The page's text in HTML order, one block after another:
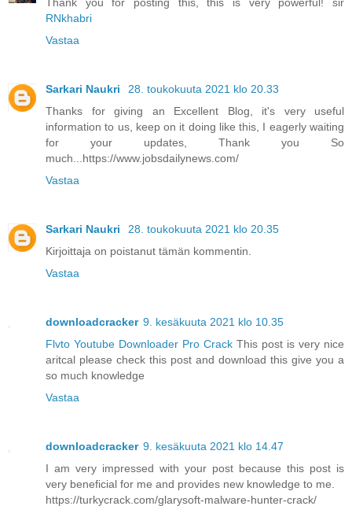
RNkhabri
Vastaa
Sarkari Naukri
28. toukokuuta 2021 klo 20.33
Thanks for giving an Excellent Blog, it's very useful
information to us, keep on it doing like this, I eagerly waiting
for your updates, Thank you So
much...https://www.jobsdailynews.com/
Vastaa
Sarkari Naukri
28. toukokuuta 2021 klo 20.35
Kirjoittaja on poistanut tämän kommentin.
Vastaa
downloadcracker 9. kesäkuuta 2021 klo 10.35
Flvto Youtube Downloader Pro Crack This post is very nice
aritcal please check this post and download this give you a
so much knowledge
Vastaa
downloadcracker 9. kesäkuuta 2021 klo 14.47
I am very impressed with your post because this post is
very beneficial for me and provides new knowledge to me.
https://turkycrack.com/glarysoft-malware-hunter-crack/